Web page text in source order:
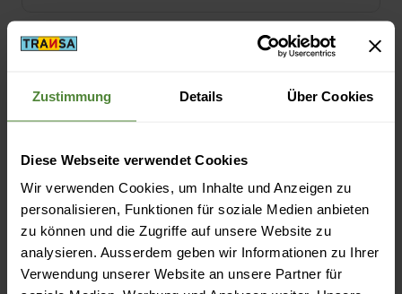
Zustimmung Details Über Cookies
Diese Webseite verwendet Cookies
Wir verwenden Cookies, um Inhalte und Anzeigen zu
personalisieren, Funktionen für soziale Medien anbieten
zu können und die Zugriffe auf unsere Website zu
analysieren. Ausserdem geben wir Informationen zu Ihrer
Verwendung unserer Website an unsere Partner für
Materialeigenschaft: wärmeisolierend |
Beschreibung